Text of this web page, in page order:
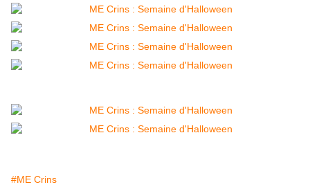
#ME Crins